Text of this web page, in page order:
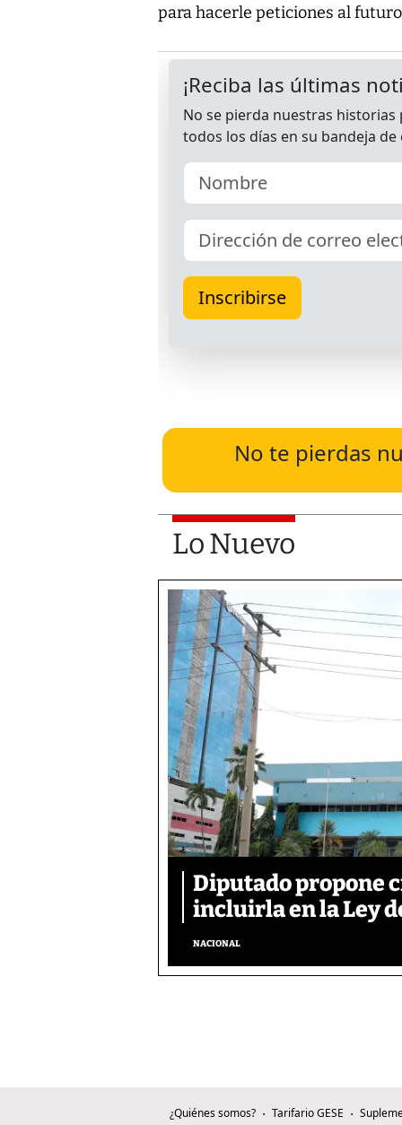
para hacerle peticiones al
No te pierdas
Lo Nuevo
Diputado propone
incluirla en la Ley
NACIONAL
¿Quiénes somos? Tarifario GESE